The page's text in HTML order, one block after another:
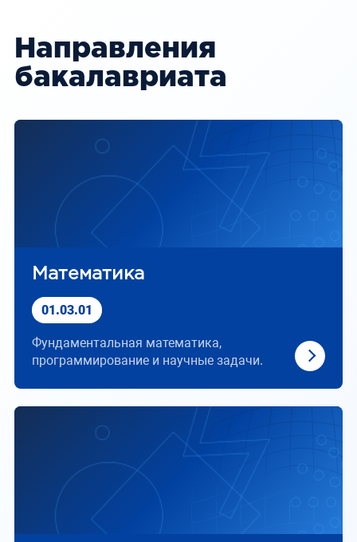
Направления
бакалавриата
Математика
01.03.01
Фундаментальная математика,
программирование и научные задачи.